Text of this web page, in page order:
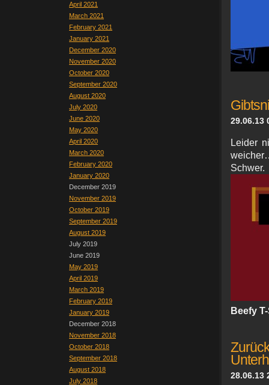
April 2021
March 2021
February 2021
January 2021
December 2020
November 2020
October 2020
September 2020
August 2020
July 2020
June 2020
May 2020
April 2020
March 2020
February 2020
January 2020
December 2019
November 2019
October 2019
September 2019
August 2019
July 2019
June 2019
May 2019
April 2019
March 2019
February 2019
January 2019
December 2018
November 2018
October 2018
September 2018
August 2018
July 2018
29.06.13
Leider
Beefy
28.06.13